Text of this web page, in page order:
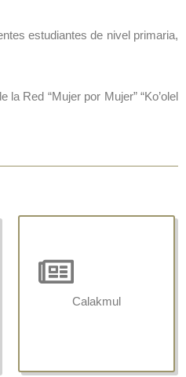
estudiantes de nivel primaria,
Red “Mujer por Mujer” “Ko’olel
Calakmul